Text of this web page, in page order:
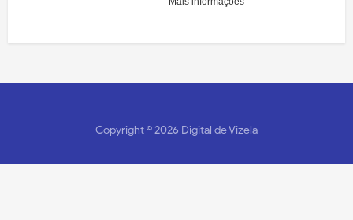
Copyright ©2026 Digital de Vizela